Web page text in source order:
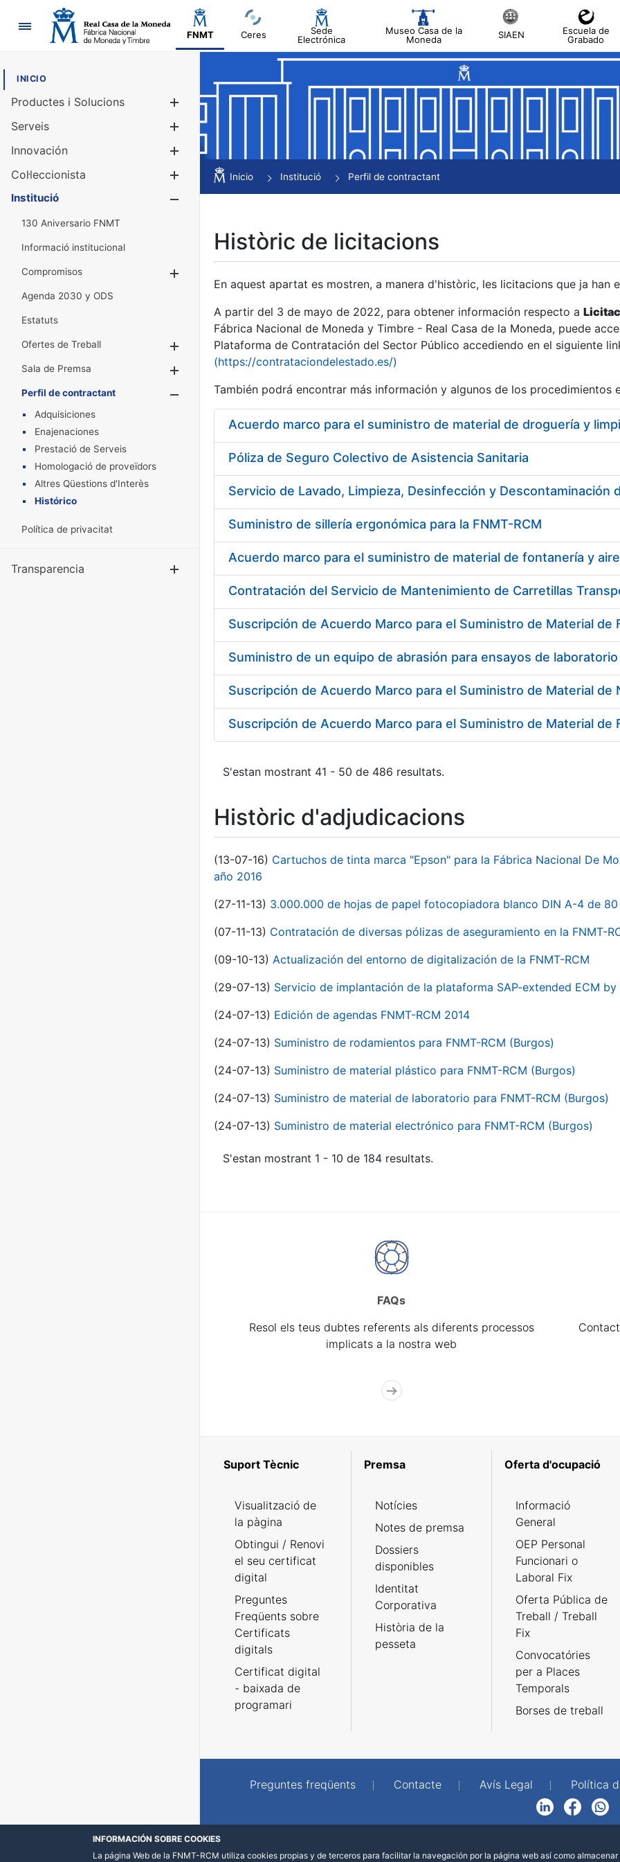
Navegació
FNMT Ceres
Sede
Electrónica
Museo Casa de la
Moneda
SIAEN
Escuela de
Grabado
INICIO
Productes i Solucions
Mostra/Amaga
Serveis
Innovación
Col·leccionista
Mostra/Amaga
Institució
130 Aniversario FNMT
Informació institucional
Compromisos
Agenda 2030 y ODS
Estatuts
Ofertes de Treball
Mostra/Amaga
Sala de Premsa
Mostra/Amaga
Perfil de contractant
Mostra/Amaga
Adquisiciones
Enajenaciones
Prestació de Serveis
Homologació de proveïdors
Altres Qüestions d'Interès
Histórico
Política de privacitat
Transparencia
Inicio Institució Perfil de contractant
Històric de licitacions
En aquest apartat es mostren, a manera d'històric, les licitacions que ja
A partir del 3 de mayo de 2022, para obtener información respecto a
Fábrica Nacional de Moneda y Timbre - Real Casa de la Moneda, puede
Plataforma de Contratación del Sector Público accediendo en el siguiente
(https://contrataciondelestado.es/)
También podrá encontrar más información y algunos de los procedimientos
Acuerdo marco para el suministro de material de droguería y
Póliza de Seguro Colectivo de Asistencia Sanitaria
Suministro de sillería ergonómica para la FNMT-RCM
Acuerdo marco para el suministro de material de fontanería y
Contratación del Servicio de Mantenimiento de Carretillas
Suscripción de Acuerdo Marco para el Suministro de Material de
Suministro de un equipo de abrasión para ensayos de laboratorio
Suscripción de Acuerdo Marco para el Suministro de Material de
S'estan mostrant 41 - 50 de 486 resultats.
Històric d'adjudicacions
(13-07-16) Cartuchos de tinta marca "Epson" para la Fábrica Nacional De
año 2016
(27-11-13) 3.000.000 de hojas de papel fotocopiadora blanco DIN A-4 de 80
(07-11-13) Contratación de diversas pólizas de aseguramiento en la FNMT-
(09-10-13) Actualización del entorno de digitalización de la FNMT-RCM
(29-07-13) Servicio de implantación de la plataforma SAP-extended ECM by
(24-07-13) Edición de agendas FNMT-RCM 2014
(24-07-13) Suministro de rodamientos para FNMT-RCM (Burgos)
(24-07-13) Suministro de material plástico para FNMT-RCM (Burgos)
(24-07-13) Suministro de material de laboratorio para FNMT-RCM (Burgos)
(24-07-13) Suministro de material electrónico para FNMT-RCM (Burgos)
S'estan mostrant 1 - 10 de 184 resultats.
FAQs
Resol els teus dubtes referents als diferents processos
implicats a la nostra web
Suport Tècnic
Visualització de
la pàgina
Obtingui / Renovi
el seu certificat
digital
Preguntes
Freqüents sobre
Certificats
digitals
Certificat digital
- baixada de
programari
Premsa
Notícies
Notes de premsa
Dossiers
disponibles
Identitat
Corporativa
Història de la
pesseta
Oferta d'ocupació
Informació
General
OEP Personal
Funcionari o
Laboral Fix
Oferta Pública de
Treball / Treball
Fix
Convocatóries
per a Places
Temporals
Borses de treball
Preguntes freqüents Contacte Avís Legal Política
FacebookWhatsApp
INFORMACIÓN SOBRE COOKIES
La página Web de la FNMT-RCM utiliza cookies propias y de terceros para facilitar la navegación por la página web así como